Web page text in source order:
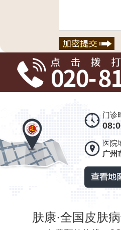
门诊
医院
广州
肤康·全国皮肤